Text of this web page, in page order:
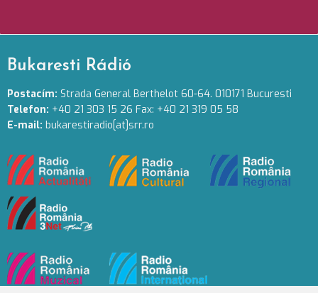
Bukaresti Rádió
Postacím: Strada General Berthelot 60-64. 010171 Bucuresti
Telefon: +40 21 303 15 26 Fax: +40 21 319 05 58
E-mail: bukarestiradio[at]srr.ro